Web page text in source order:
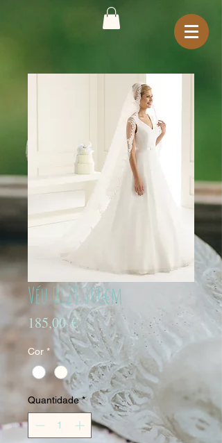
Véu 0129 300cm
185,00 €Preço
Cor *
Quantidade *